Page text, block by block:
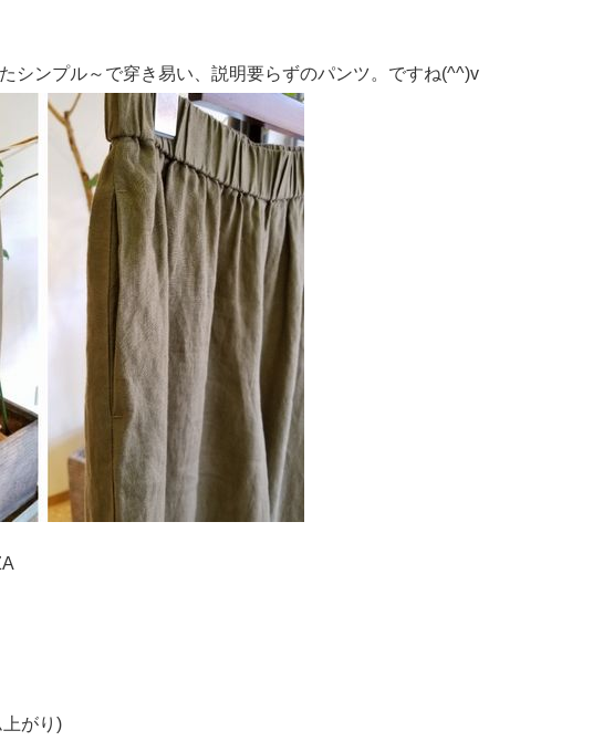
シンプル～で穿き易い、説明要らずのパンツ。ですね(^^)v
がり)